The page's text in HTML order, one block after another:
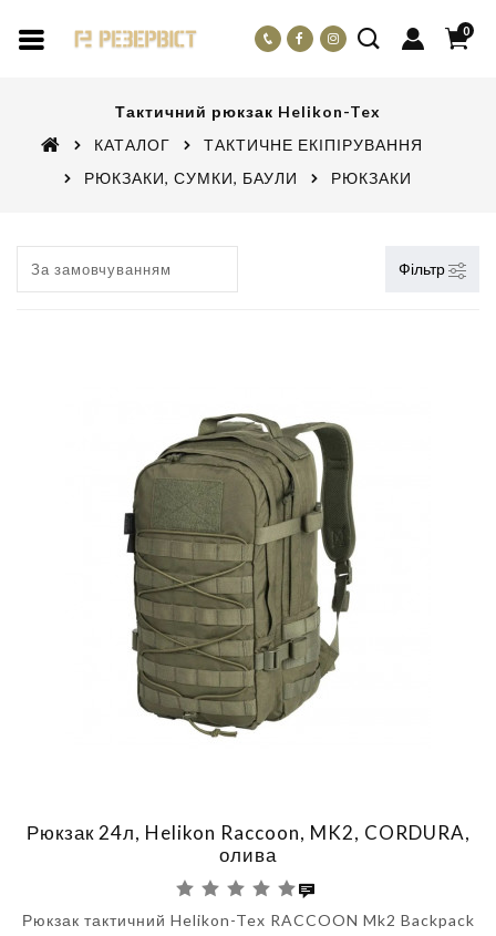
0
Тактичний рюкзак Helikon-Tex
КАТАЛОГ
ТАКТИЧНЕ ЕКІПІРУВАННЯ
РЮКЗАКИ, СУМКИ, БАУЛИ
РЮКЗАКИ
Фільтр
Рюкзак 24л, Helikon Raccoon, MK2, CORDURA,
олива
Рюкзак тактичний Helikon-Tex RACCOON Mk2 Backpack